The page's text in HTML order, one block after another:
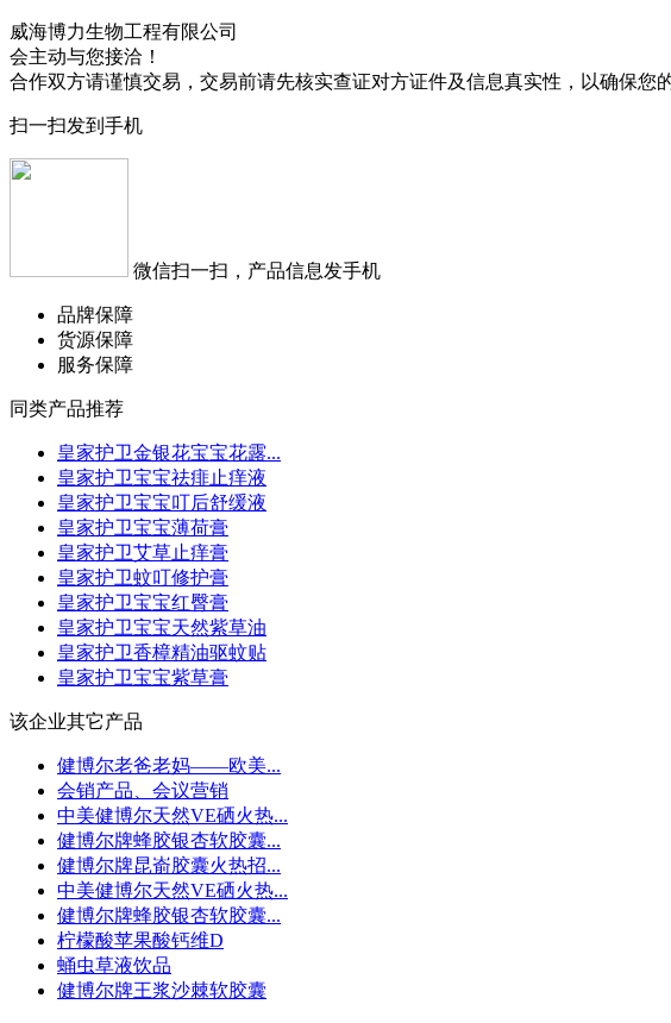
威海博力生物工程有限公司
会主动与您接洽！
合作双方请谨慎交易，交易前请先核实查证对方证件及信息真实性，以确保您
扫一扫发到手机
微信扫一扫，产品信息发手机
品牌保障
货源保障
服务保障
同类产品推荐
皇家护卫金银花宝宝花露...
皇家护卫宝宝祛痱止痒液
皇家护卫宝宝叮后舒缓液
皇家护卫宝宝薄荷膏
皇家护卫艾草止痒膏
皇家护卫蚊叮修护膏
皇家护卫宝宝红臀膏
皇家护卫宝宝天然紫草油
皇家护卫香樟精油驱蚊贴
皇家护卫宝宝紫草膏
该企业其它产品
健博尔老爸老妈——欧美...
会销产品、会议营销
中美健博尔天然VE硒火热...
健博尔牌蜂胶银杏软胶囊...
健博尔牌昆嵛胶囊火热招...
中美健博尔天然VE硒火热...
健博尔牌蜂胶银杏软胶囊...
柠檬酸苹果酸钙维D
蛹虫草液饮品
健博尔牌王浆沙棘软胶囊